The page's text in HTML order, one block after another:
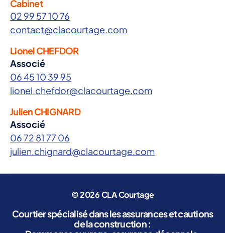
Cabinet
02 99 57 10 76
contact@clacourtage.com
Lionel CHEFDOR
Associé
06 45 10 39 95
lionel.chefdor@clacourtage.com
Julien CHIGNARD
Associé
06 72 81 77 06
julien.chignard@clacourtage.com
© 2026CLA Courtage
Courtier spécialisé dans les assurances et cautions
de la construction :